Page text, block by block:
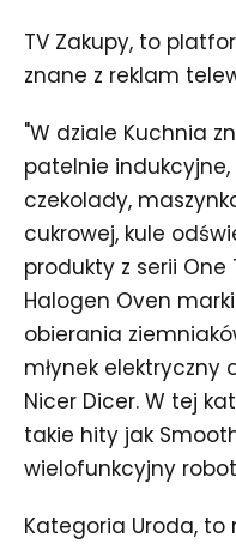
TV Zakupy, to
znane z reklam
"W dziale Kuchnia
patelnie
czekolady,
cukrowej, kule
produkty z serii One
Halogen Oven
obierania
młynek elektryczny
Nicer Dicer. W tej
takie hity jak
wielofunkcyjny
Kategoria Uroda, to